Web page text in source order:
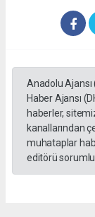
Anadolu Ajansı
Haber Ajansı
haberler,
kanallarından
muhataplar
editörü sorumlu